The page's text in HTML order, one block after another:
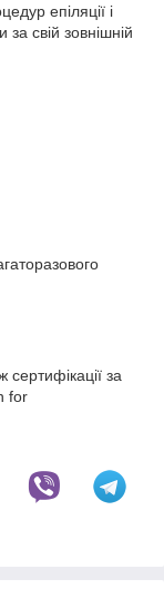
епіляції і
свій зовнішній
за
for